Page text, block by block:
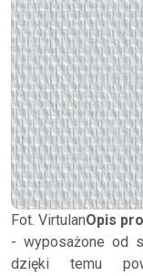
Fot. VirtulanOpis
- wyposażone od
dzięki temu